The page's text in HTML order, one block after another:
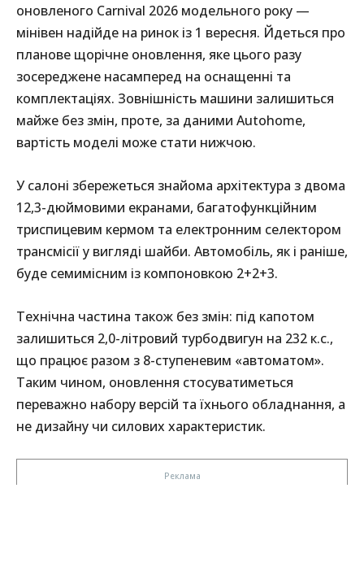
оновленого Carnival 2026 модельного року —
мінівен надійде на ринок із 1 вересня. Йдеться про
планове щорічне оновлення, яке цього разу
зосереджене насамперед на оснащенні та
комплектаціях. Зовнішність машини залишиться
майже без змін, проте, за даними Autohome,
вартість моделі може стати нижчою.
У салоні збережеться знайома архітектура з двома
12,3-дюймовими екранами, багатофункційним
триспицевим кермом та електронним селектором
трансмісії у вигляді шайби. Автомобіль, як і раніше,
буде семимісним із компоновкою 2+2+3.
Технічна частина також без змін: під капотом
залишиться 2,0-літровий турбодвигун на 232 к.с.,
що працює разом з 8-ступеневим «автоматом».
Таким чином, оновлення стосуватиметься
переважно набору версій та їхнього обладнання, а
не дизайну чи силових характеристик.